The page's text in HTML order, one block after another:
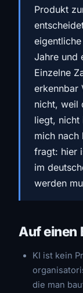
Produkt
Jahre und
Einzelne
erkennbar
nicht, weil
liegt, nicht
mich nach
fragt: hier
im
werden
Auf einen
KI ist kein
die man